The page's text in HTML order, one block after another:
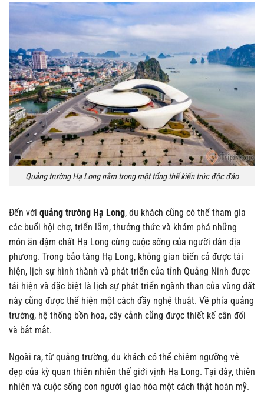
Quảng trường Hạ Long nằm trong một tổng thể kiến trúc độc đáo
Đến với quảng trường Hạ Long, du khách cũng có thể tham gia
các buổi hội chợ, triển lãm, thưởng thức và khám phá những
món ăn đậm chất Hạ Long cùng cuộc sống của người dân địa
phương. Trong bảo tàng Hạ Long, không gian biển cả được tái
hiện, lịch sự hình thành và phát triển của tỉnh Quảng Ninh được
tái hiện và đặc biệt là lịch sự phát triển ngành than của vùng đất
này cũng được thể hiện một cách đầy nghệ thuật. Về phía quảng
trường, hệ thống bồn hoa, cây cảnh cũng được thiết kế cân đối
và bắt mắt.
Ngoài ra, từ quảng trường, du khách có thể chiêm ngưỡng vẻ
đẹp của kỳ quan thiên nhiên thế giới vịnh Hạ Long. Tại đây, thiên
nhiên và cuộc sống con người giao hòa một cách thật hoàn mỹ.